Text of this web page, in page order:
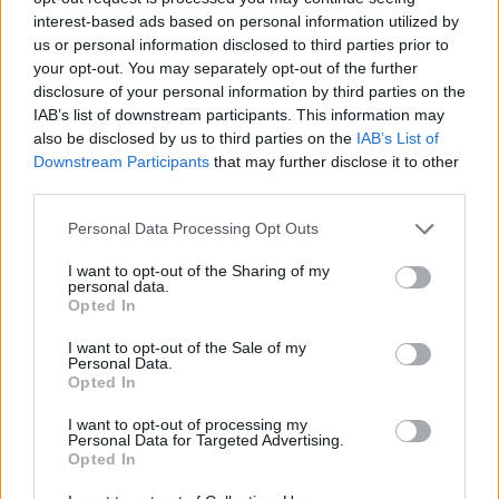
interest-based ads based on personal information utilized by
us or personal information disclosed to third parties prior to
your opt-out. You may separately opt-out of the further
disclosure of your personal information by third parties on the
IAB’s list of downstream participants. This information may
also be disclosed by us to third parties on the IAB’s List of
Downstream Participants that may further disclose it to other
Please note that this website/app uses one or more Google
not limited to your visit or usage behaviour. You may click to
grant or deny consent to Google and its third-party tags to
use your data for below specified purposes in below Google
consent section.
Personal Data Processing Opt Outs
I want to opt-out of the Sharing of my
personal data.
Opted In
I want to opt-out of the Sale of my
Personal Data.
Opted In
I want to opt-out of processing my
Personal Data for Targeted Advertising.
Opted In
per il sostegno dato al VMSZ durante la campagna.
Il ministro degli Esteri Péter Szijjártó è intervenuto all’evento
di chiusura della campagna elettorale della VMSZ di etnia
ungheresedettagli QUI
Leggi altre notizie su Serbia Serbia QUI.
Il vice primo ministro si congratula con VMSZ per il successo
del governo ungherese con l’Associazione ungherese della
Vojvodina (VMSZ) per il successo ottenuto domenica sera
alle elezioni serbe.
Il governo ungherese è un forte alleato dell’attuale governo
serbo nella regione e si prevede che la cooperazione tra Vučić
Potàpi saluta il successo del partito etnico ungherese nelle
elezioni in Serbia